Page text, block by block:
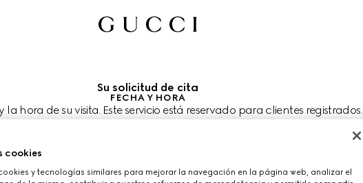
Su solicitud de cita
FECHA Y HORA
la hora de su visita. Este servicio está reservado para clientes registrados.
visitarnos?
agendar su cita?
se muestran en la hora local de la tienda (MDT) y están sujetas a la confirmación del
cookies
y tecnologías similares para mejorar la navegación en la página web, analizar el